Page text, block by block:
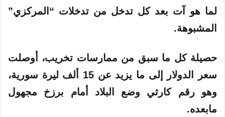
لما هو آت بعد كل تدخل من تدخلات “المركزي”
المشبوهة.
حصيلة كل ما سبق من ممارسات تخريب، أوصلت
سعر الدولار إلى ما يزيد عن 15 ألف ليرة سورية،
وهو رقم كارثي وضع البلاد أمام برزخ مجهول
مابعده.